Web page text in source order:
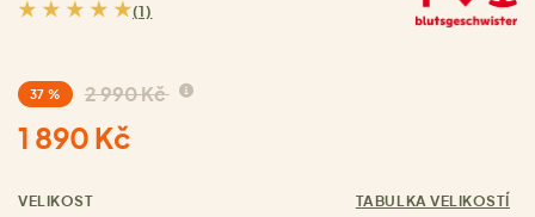
(1)
37 % 2 990 Kč
1 890 Kč
VELIKOST TABULKA VELIKOSTÍ